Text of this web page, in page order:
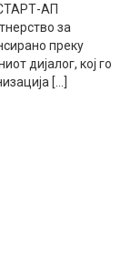
АП
за
преку
дијалог, кој го
[…]